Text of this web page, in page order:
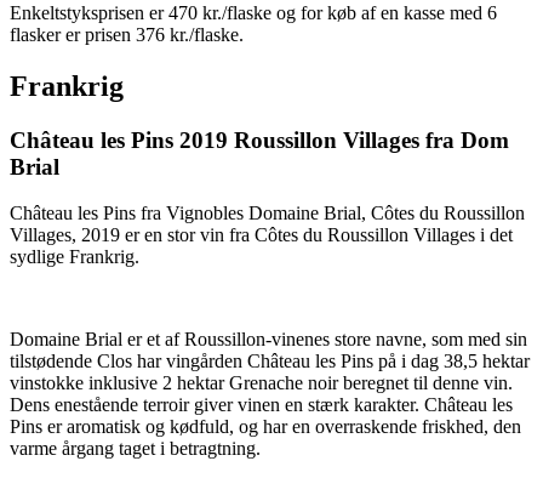
Enkeltstyksprisen er 470 kr./flaske og for køb af en kasse med 6
flasker er prisen 376 kr./flaske.
Frankrig
Château les Pins 2019 Roussillon Villages fra Dom
Brial
Château les Pins fra Vignobles Domaine Brial, Côtes du Roussillon
Villages, 2019 er en stor vin fra Côtes du Roussillon Villages i det
sydlige Frankrig.
Domaine Brial er et af Roussillon-vinenes store navne, som med sin
tilstødende Clos har vingården Château les Pins på i dag 38,5 hektar
vinstokke inklusive 2 hektar Grenache noir beregnet til denne vin.
Dens enestående terroir giver vinen en stærk karakter. Château les
Pins er aromatisk og kødfuld, og har en overraskende friskhed, den
varme årgang taget i betragtning.